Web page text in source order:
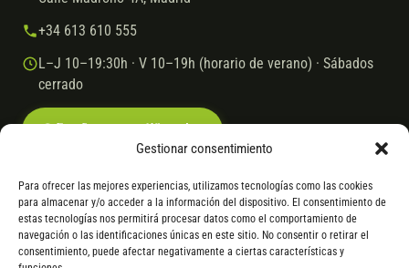
Gestionar consentimiento
Para ofrecer las mejores experiencias, utilizamos tecnologías como las cookies
para almacenar y/o acceder a la información del dispositivo. El consentimiento de
estas tecnologías nos permitirá procesar datos como el comportamiento de
navegación o las identificaciones únicas en este sitio. No consentir o retirar el
consentimiento, puede afectar negativamente a ciertas características y
+34 613 610 555
L–J 10–19:30h · V 10–19h (horario de verano) · Sábados
cerrado
© 2026 Ebike.esAviso legal Política de cookies
VISA Mastercard Transferencia Cofidis